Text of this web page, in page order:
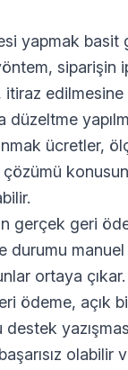
yapmak
siparişin
edilmesine
ücretler,
çözümü
gerçek geri
durumu
ortaya
ödeme, açık
olabilir